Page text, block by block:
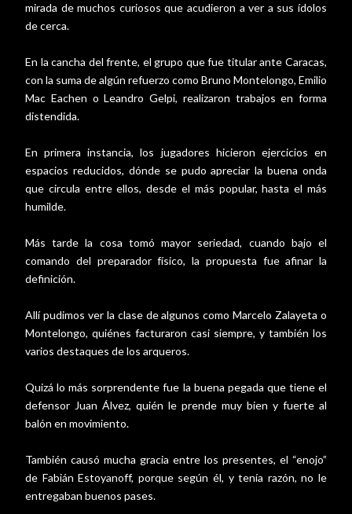
mirada de muchos curiosos que acudieron a ver a sus ídolos
de cerca.
En la cancha del frente, el grupo que fue titular ante Caracas,
con la suma de algún refuerzo como Bruno Montelongo, Emilio
Mac Eachen o Leandro Gelpi, realizaron trabajos en forma
distendida.
En primera instancia, los jugadores hicieron ejercicios en
espacios reducidos, dónde se pudo apreciar la buena onda
que circula entre ellos, desde el más popular, hasta el más
humilde.
Más tarde la cosa tomó mayor seriedad, cuando bajo el
comando del preparador físico, la propuesta fue afinar la
definición.
Allí pudimos ver la clase de algunos como Marcelo Zalayeta o
Montelongo, quiénes facturaron casi siempre, y también los
varios destaques de los arqueros.
Quizá lo más sorprendente fue la buena pegada que tiene el
defensor Juan Álvez, quién le prende muy bien y fuerte al
balón en movimiento.
También causó mucha gracia entre los presentes, el “enojo”
de Fabián Estoyanoff, porque según él, y tenía razón, no le
entregaban buenos pases.